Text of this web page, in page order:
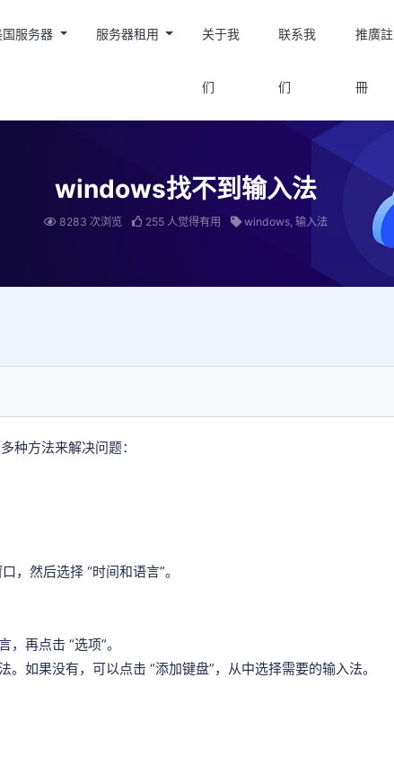
国服务器 服务器租用 关于我
们
联系我
们
推廣註
冊
windows找不到输入法
8283 次浏览 255 人觉得有用 windows, 输入法
种方法来解决问题：
，然后选择 “时间和语言”。
再点击 “选项”。
。如果没有，可以点击 “添加键盘”，从中选择需要的输入法。